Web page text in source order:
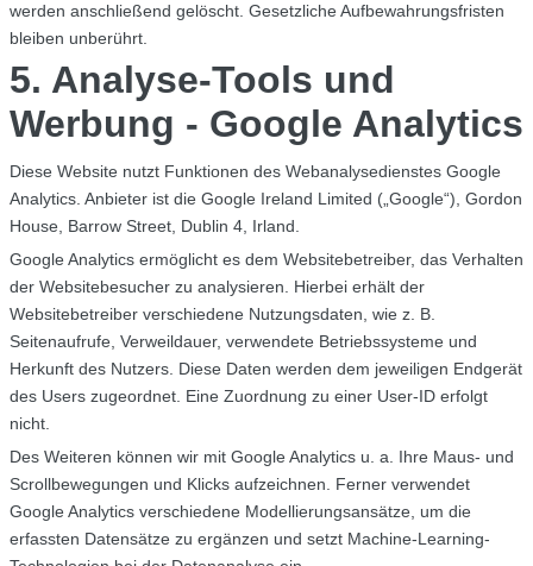
werden anschließend gelöscht. Gesetzliche Aufbewahrungsfristen
bleiben unberührt.
5. Analyse-Tools und
Werbung - Google Analytics
Diese Website nutzt Funktionen des Webanalysedienstes Google
Analytics. Anbieter ist die Google Ireland Limited („Google“), Gordon
House, Barrow Street, Dublin 4, Irland.
Google Analytics ermöglicht es dem Websitebetreiber, das Verhalten
der Websitebesucher zu analysieren. Hierbei erhält der
Websitebetreiber verschiedene Nutzungsdaten, wie z. B.
Seitenaufrufe, Verweildauer, verwendete Betriebssysteme und
Herkunft des Nutzers. Diese Daten werden dem jeweiligen Endgerät
des Users zugeordnet. Eine Zuordnung zu einer User-ID erfolgt
nicht.
Des Weiteren können wir mit Google Analytics u. a. Ihre Maus- und
Scrollbewegungen und Klicks aufzeichnen. Ferner verwendet
Google Analytics verschiedene Modellierungsansätze, um die
erfassten Datensätze zu ergänzen und setzt Machine-Learning-